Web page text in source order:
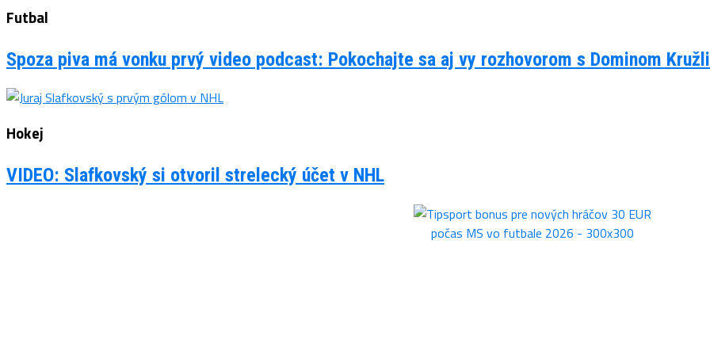
Futbal
Spoza piva má vonku prvý video podcast: Pokochajte sa aj vy rozhovorom s Dominom
Hokej
VIDEO: Slafkovský si otvoril strelecký účet v NHL